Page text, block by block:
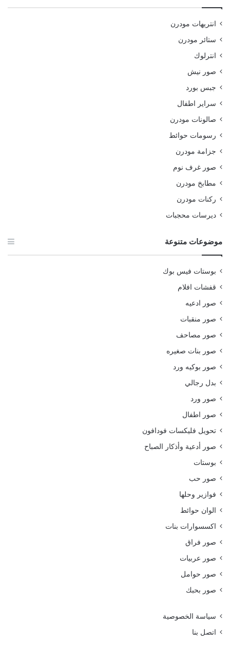
انتريهات مودرن
ستائر مودرن
انترلوك
صور نيش
جبس بورد
سراير اطفال
صالونات مودرن
رسومات حوائط
جزامة مودرن
صور غرف نوم
مطابخ مودرن
ركنات مودرن
ديرسات محجبات
موضوعات متنوعة
بوستات فيس بوك
قفشات افلام
صور ادعيه
صور منقبات
صور مصاحف
صور بنات صغيره
صور بوكيه ورد
بدل رجالي
صور ورد
صور اطفال
تحويل فليكسات فودافون
صور أدعية وأذكار الصباح
بوستات
صور حب
فوازير وحلها
الوان حوائط
اكسسوارات بنات
صور فراق
صور عربيات
صور حوامل
صور بحبك
سياسة الخصوصية
اتصل بنا